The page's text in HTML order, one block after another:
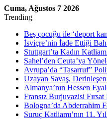
Cuma, Ağustos 7 2026
Trending
Beş çocuğu ile ‘deport
İsviçre’nin İade Ettiği
Stuttgart’ta Kadın
Sahel’den Ceuta’ya
Avrupa’da “Tasarruf”
Uzayan Savaş,
Almanya’nın Hessen
Fransız Burjuvazisi Fırsat
Bologna’da Abderrahim
Suruç Katliamı’nın 11.